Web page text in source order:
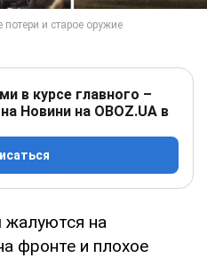
в курсе главного –
Новини на OBOZ.UA в
жалуются на
фронте и плохое